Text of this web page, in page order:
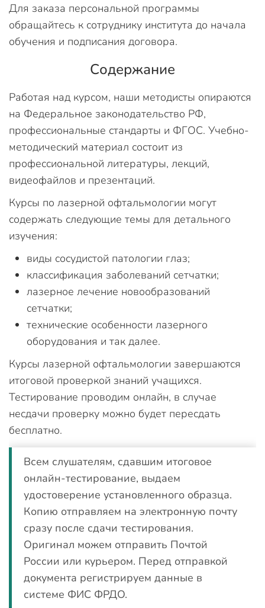
Для заказа персональной программы
обращайтесь к сотруднику института до начала
обучения и подписания договора.
Содержание
Работая над курсом, наши методисты опираются
на Федеральное законодательство РФ,
профессиональные стандарты и ФГОС. Учебно-
методический материал состоит из
профессиональной литературы, лекций,
видеофайлов и презентаций.
Курсы по лазерной офтальмологии могут
содержать следующие темы для детального
изучения:
виды сосудистой патологии глаз;
классификация заболеваний сетчатки;
лазерное лечение новообразований
сетчатки;
технические особенности лазерного
оборудования и так далее.
Курсы лазерной офтальмологии завершаются
итоговой проверкой знаний учащихся.
Тестирование проводим онлайн, в случае
несдачи проверку можно будет пересдать
бесплатно.
Всем слушателям, сдавшим итоговое
онлайн-тестирование, выдаем
удостоверение установленного образца.
Копию отправляем на электронную почту
сразу после сдачи тестирования.
Оригинал можем отправить Почтой
России или курьером. Перед отправкой
документа регистрируем данные в
системе ФИС ФРДО.